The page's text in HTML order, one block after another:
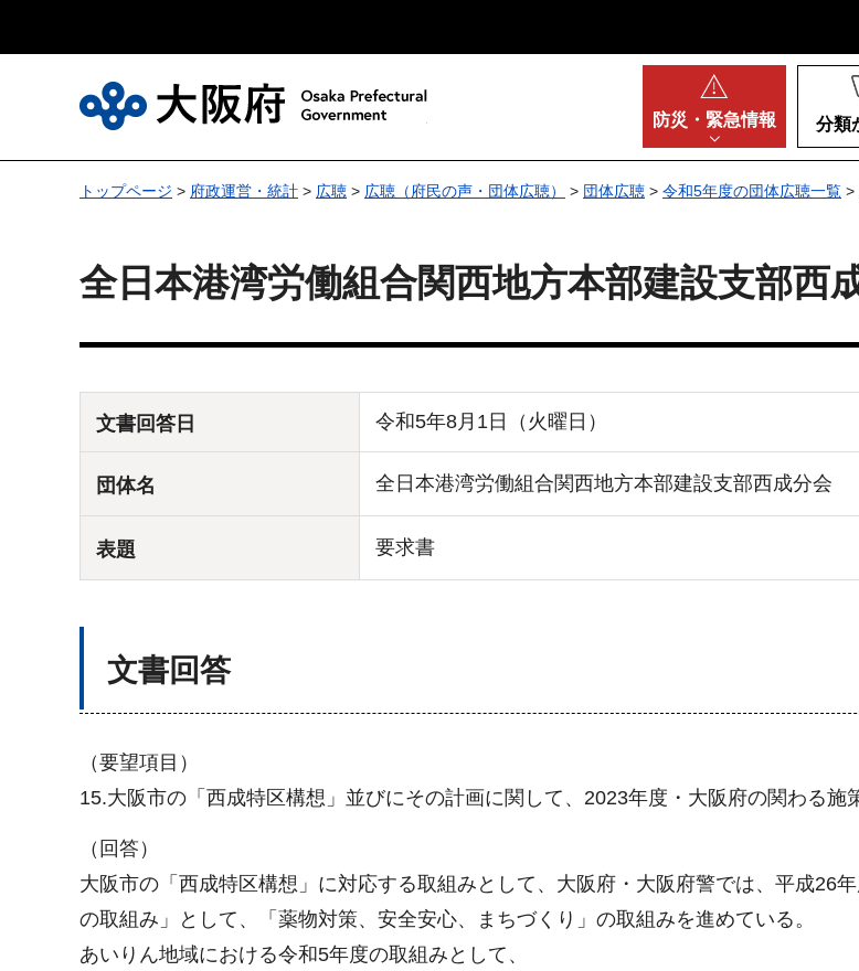
防災・ 緊急情報 分類
トップページ > 府政運営・統計 > 広聴 > 広聴（府民の声・団体広聴） > 団体広聴 > 令和5年度の団体広聴一覧 >
全日本港湾労働組合関西地方本部建設支部西
文書回答日 令和5年8月1日（火曜日）
団体名 全日本港湾労働組合関西地方本部建設支部西成分会
表題 要求書
文書回答
（要望項目）
15.大阪市の「西成特区構想」並びにその計画に関して、2023年度・大阪府の関わる施
（回答）
大阪市の「西成特区構想」に対応する取組みとして、大阪府・大阪府警では、平成26
の取組み」として、「薬物対策、安全安心、まちづくり」の取組みを進めている。
あいりん地域における令和5年度の取組みとして、